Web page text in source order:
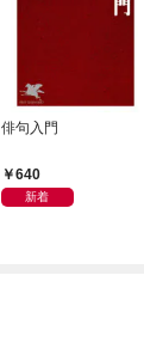
俳句入門
640
新着